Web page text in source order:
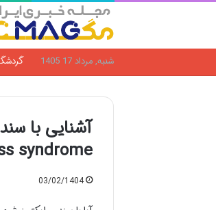
شنبه, مرداد 17 1405
syndrome
03/02/1404